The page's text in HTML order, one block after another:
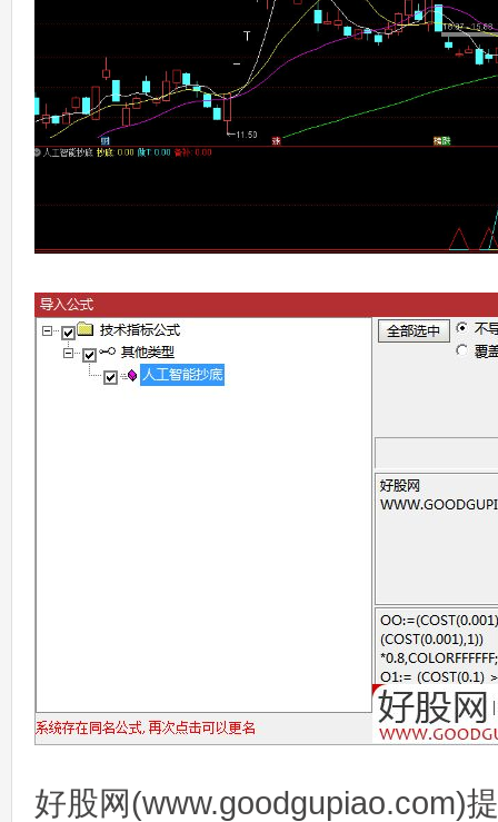
好股网(www.goodgupiao.com)